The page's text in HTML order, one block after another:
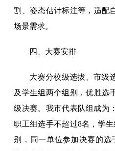
割、姿态估计标注等，适配
场景需求。
四、大赛安排
大赛分校级选拔、市级
及学生组两个组别，优胜选
级决赛。我市代表队组成为
职工组选手不超过8名，学
别，同一单位参加决赛的选